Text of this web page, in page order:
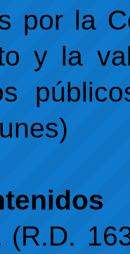
por la
y la
(R.D.